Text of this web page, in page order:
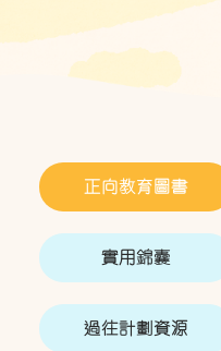
正向教育圖書
實用錦囊
過往計劃資源